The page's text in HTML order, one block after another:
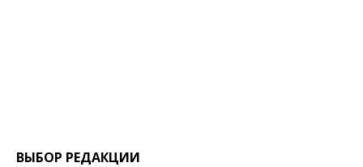
ВЫБОР РЕДАКЦИИ